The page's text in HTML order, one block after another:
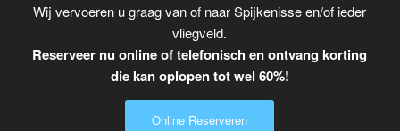
Wij vervoeren u graag van of naar Spijkenisse en/of ieder
vliegveld.
Reserveer nu online of telefonisch en ontvang korting
die kan oplopen tot wel 60%!
Online Reserveren